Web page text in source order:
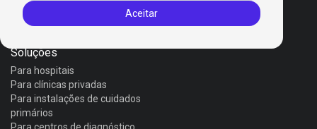
Aceitar
Invox Dictation
Invox Genesis
Soluções
Para hospitais
Para clínicas privadas
Para instalações de cuidados
primários
Para centros de diagnóstico